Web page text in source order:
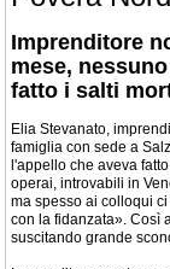
Imprenditore
mese,
fatto i salti
Elia Stevanato,
famiglia con sede a
l'appello che aveva
operai, introvabili in
ma spesso ai colloqui
con la fidanzata». Così
suscitando grande